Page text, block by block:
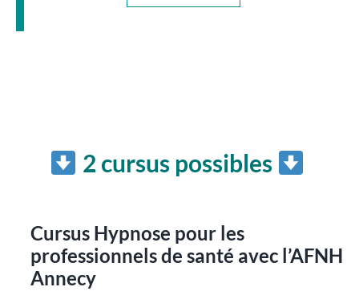
2 cursus possibles
Cursus Hypnose pour les
professionnels de santé avec l’AFNH
Annecy